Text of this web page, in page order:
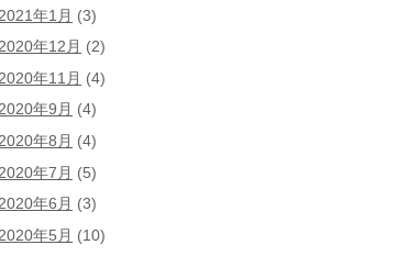
2021年1月 (3)
年12月 (2)
2020年11月 (4)
年9月 (4)
2020年8月 (4)
2020年7月 (5)
2020年6月 (3)
2020年5月 (10)